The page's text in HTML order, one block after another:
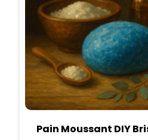
Pain Moussant DIY